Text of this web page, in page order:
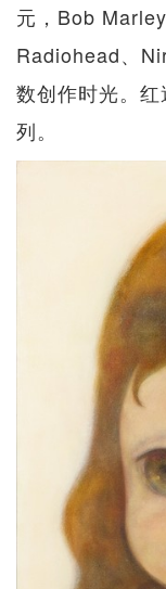
元，Bob
Radiohead、
数创作时光。
列。